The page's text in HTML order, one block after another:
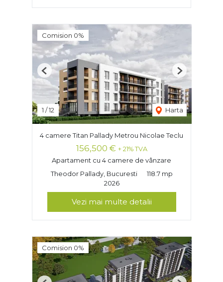
Comision 0%
1 /12 Harta
Previous Next
4 camere Titan Pallady Metrou Nicolae Teclu
156,500 € + 21% TVA
Apartament cu 4 camere de vânzare
Theodor Pallady, Bucuresti
118.7 mp
2026
Vezi mai multe detalii
Comision 0%